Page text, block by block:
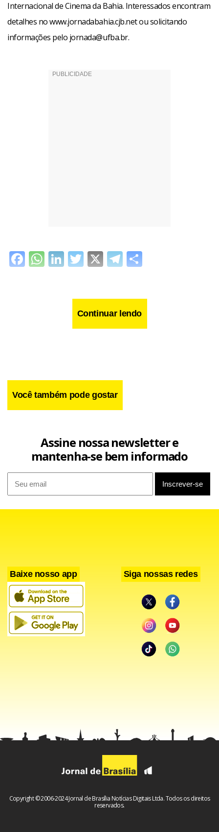
Internacional de Cinema da Bahia. Interessados encontram
detalhes no www.jornadabahia.cjb.net ou solicitando
informações pelo jornada@ufba.br.
Facebook
WhatsApp
LinkedIn
Twitter
X Telegram
Continuar lendo
Você também pode gostar
Assine nossa newsletter e
mantenha-se bem informado
Baixe nosso app Siga nossas redes
Copyright © 2006-2024 Jornal de Brasília Notícias Digitais Ltda. Todos os direitos
reservados.